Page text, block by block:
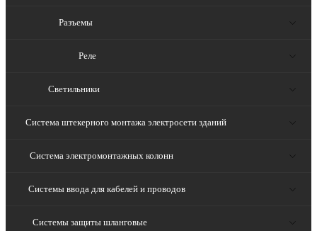
Разъемы
Реле
Светильники
Система штекерного монтажа электросети зданий
Система электромонтажных колонн
Системы ввода для кабелей и проводов
Системы защиты шланговые